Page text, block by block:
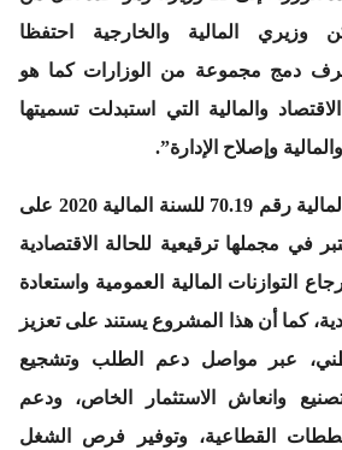
وزيري المالية والخارجية احتفظا
دمج مجموعة من الوزارات كما هو
والمالية التي استبدلت تسميتها
وإصلاح الإدارة”.
ويرتكز مشروع قانون المالية رقم 70.19 للسنة المالية 2020 على
في مجملها ترقيعية للحالة الاقتصادية
التوازنات المالية العمومية واستعادة
كما أن هذا المشروع يستند على تعزيز
عبر مواصل دعم الطلب وتشجيع
وانعاش الاستثمار الخاص، ودعم
القطاعية، وتوفير فرص الشغل